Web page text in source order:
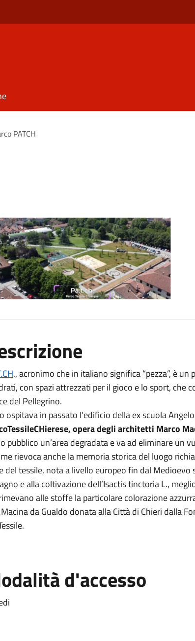
PATCH
., acronimo che in italiano significa “pezza”, è
con spazi attrezzati per il gioco e lo sport, che
del Pellegrino.
ospitava in passato l’edificio della ex scuola
opera degli architetti Marco
pubblico un’area degradata e va ad eliminare un
rievoca anche la memoria storica del luogo
del tessile, nota a livello europeo fin dal
e alla coltivazione dell’Isactis tinctoria L.,
alle stoffe la particolare colorazione
da Gualdo donata alla Città di Chieri dalla
d'accesso